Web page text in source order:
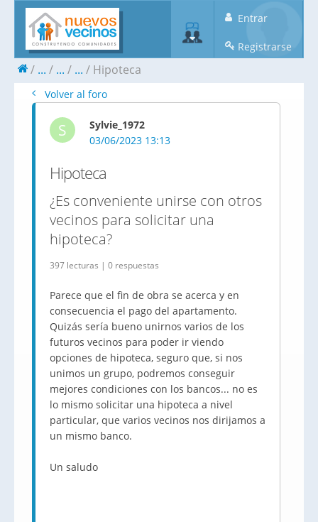
Entrar
Registrarse
... ... ... Hipoteca
Volver al foro
S
Sylvie_1972
03/06/2023 13:13
Hipoteca
¿Es conveniente unirse con otros
vecinos para solicitar una
hipoteca?
397 lecturas | 0 respuestas
Parece que el fin de obra se acerca y en
consecuencia el pago del apartamento.
Quizás sería bueno unirnos varios de los
futuros vecinos para poder ir viendo
opciones de hipoteca, seguro que, si nos
unimos un grupo, podremos conseguir
mejores condiciones con los bancos... no es
lo mismo solicitar una hipoteca a nivel
particular, que varios vecinos nos dirijamos a
un mismo banco.
Un saludo